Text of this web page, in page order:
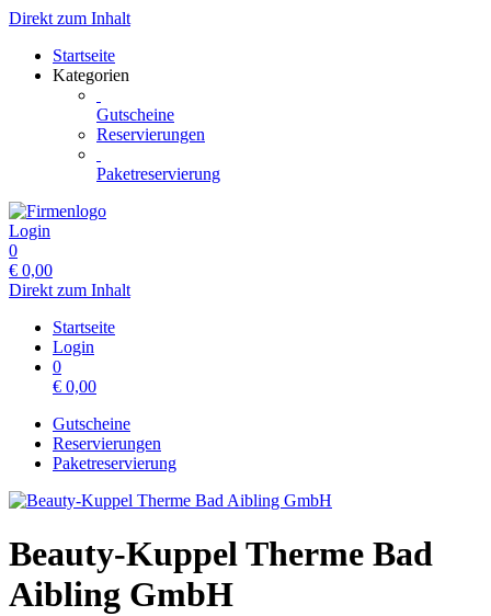
Direkt zum Inhalt
Startseite
Kategorien
Gutscheine
Reservierungen
Paketreservierung
Login
0
€ 0,00
Direkt zum Inhalt
Startseite
Login
0
€ 0,00
Gutscheine
Reservierungen
Paketreservierung
Beauty-Kuppel Therme Bad
Aibling GmbH